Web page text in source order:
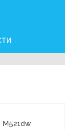
M521dw